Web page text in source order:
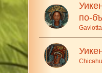
по-
Gaviotta